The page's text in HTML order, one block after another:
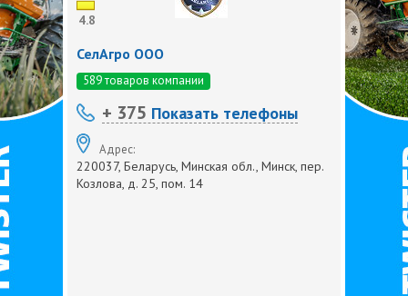
4.8
СелАгро ООО
589 товаров компании
+ 375 Показать телефоны
Адрес:
220037, Беларусь, Минская обл., Минск, пер.
Козлова, д. 25, пом. 14